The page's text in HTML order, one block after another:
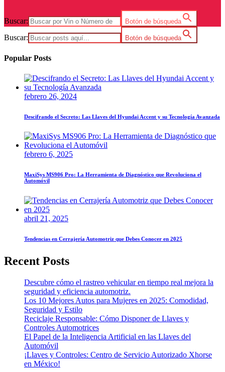
Buscar: Botón de búsqueda
Buscar: Botón de búsqueda
Popular Posts
febrero 26, 2024
Descifrando el Secreto: Las Llaves del Hyundai Accent y su Tecnología Avanzada
febrero 6, 2025
MaxiSys MS906 Pro: La Herramienta de Diagnóstico que Revoluciona el
Automóvil
abril 21, 2025
Tendencias en Cerrajería Automotriz que Debes Conocer en 2025
Recent Posts
Descubre cómo el rastreo vehicular en tiempo real mejora la
seguridad y eficiencia automotriz.
Los 10 Mejores Autos para Mujeres en 2025: Comodidad,
Seguridad y Estilo
Reciclaje Responsable: Cómo Disponer de Llaves y
Controles Automotrices
El Papel de la Inteligencia Artificial en las Llaves del
Automóvil
¡Llaves y Controles: Centro de Servicio Autorizado Xhorse
en México!